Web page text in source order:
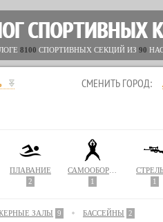
СПОРТИВНЫХ
8100 СПОРТИВНЫХ СЕКЦИЙ ИЗ 90
СМЕНИТЬ ГОРОД:
ПЛАВАНИЕ
2
1
1
ЗАЛЫ 9 БАССЕЙНЫ 2